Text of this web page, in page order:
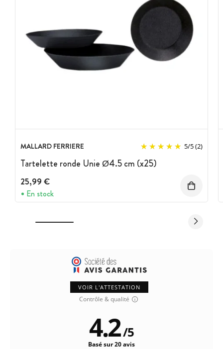
MALLARD FERRIERE 5/5(2)
Tartelette ronde Unie Ø4.5 cm (x25)
25,99 €
En stock
VOIR L'ATTESTATION
Contrôle & qualité
4.2/5
Basé sur 20 avis